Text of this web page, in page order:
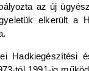
az új
elkerült
Hadkiegészítési